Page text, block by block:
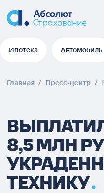
Ипотека Автомобиль
Главная / Пресс-центр /
8,5 МЛН
ТЕХНИКУ